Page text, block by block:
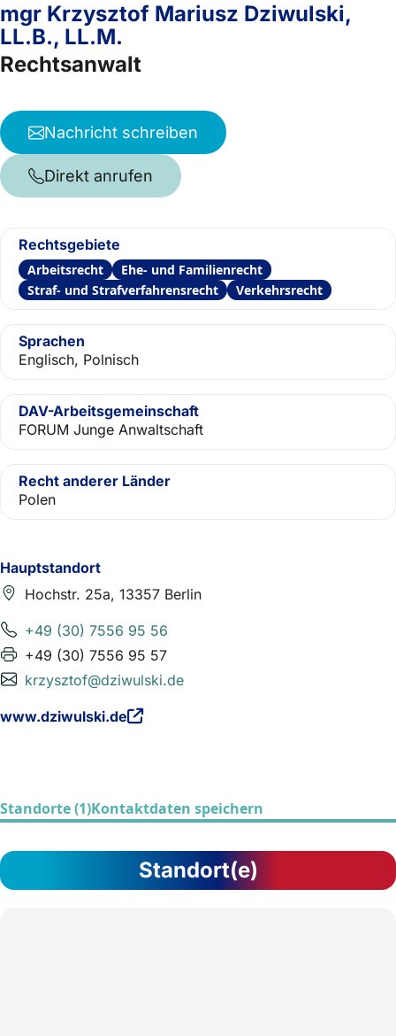
Hauptstandort
Hochstr. 25a, 13357 Berlin
+49 (30) 7556 95 56
+49 (30) 7556 95 57
krzysztof@dziwulski.de
www.dziwulski.de
mgr Krzysztof Mariusz Dziwulski,
LL.B., LL.M.
Rechtsanwalt
Nachricht schreiben
Direkt anrufen
Rechtsgebiete
Arbeitsrecht
Ehe- und Familienrecht
Straf- und Strafverfahrensrecht
Verkehrsrecht
Sprachen
Englisch, Polnisch
DAV-Arbeitsgemeinschaft
FORUM Junge Anwaltschaft
Recht anderer Länder
Polen
Standorte (1)Kontaktdaten speichern
Standort(e)